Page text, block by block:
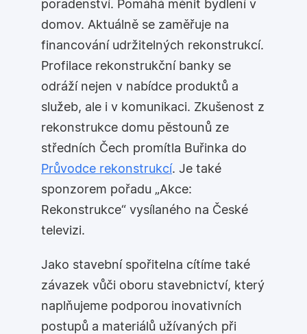
poradenství. Pomáhá měnit bydlení v
domov. Aktuálně se zaměřuje na
financování udržitelných rekonstrukcí.
Profilace rekonstrukční banky se
odráží nejen v nabídce produktů a
služeb, ale i v komunikaci. Zkušenost z
rekonstrukce domu pěstounů ze
středních Čech promítla Buřinka do
Průvodce rekonstrukcí. Je také
sponzorem pořadu „Akce:
Rekonstrukce“ vysílaného na České
televizi.
Jako stavební spořitelna cítíme také
závazek vůči oboru stavebnictví, který
naplňujeme podporou inovativních
postupů a materiálů užívaných při